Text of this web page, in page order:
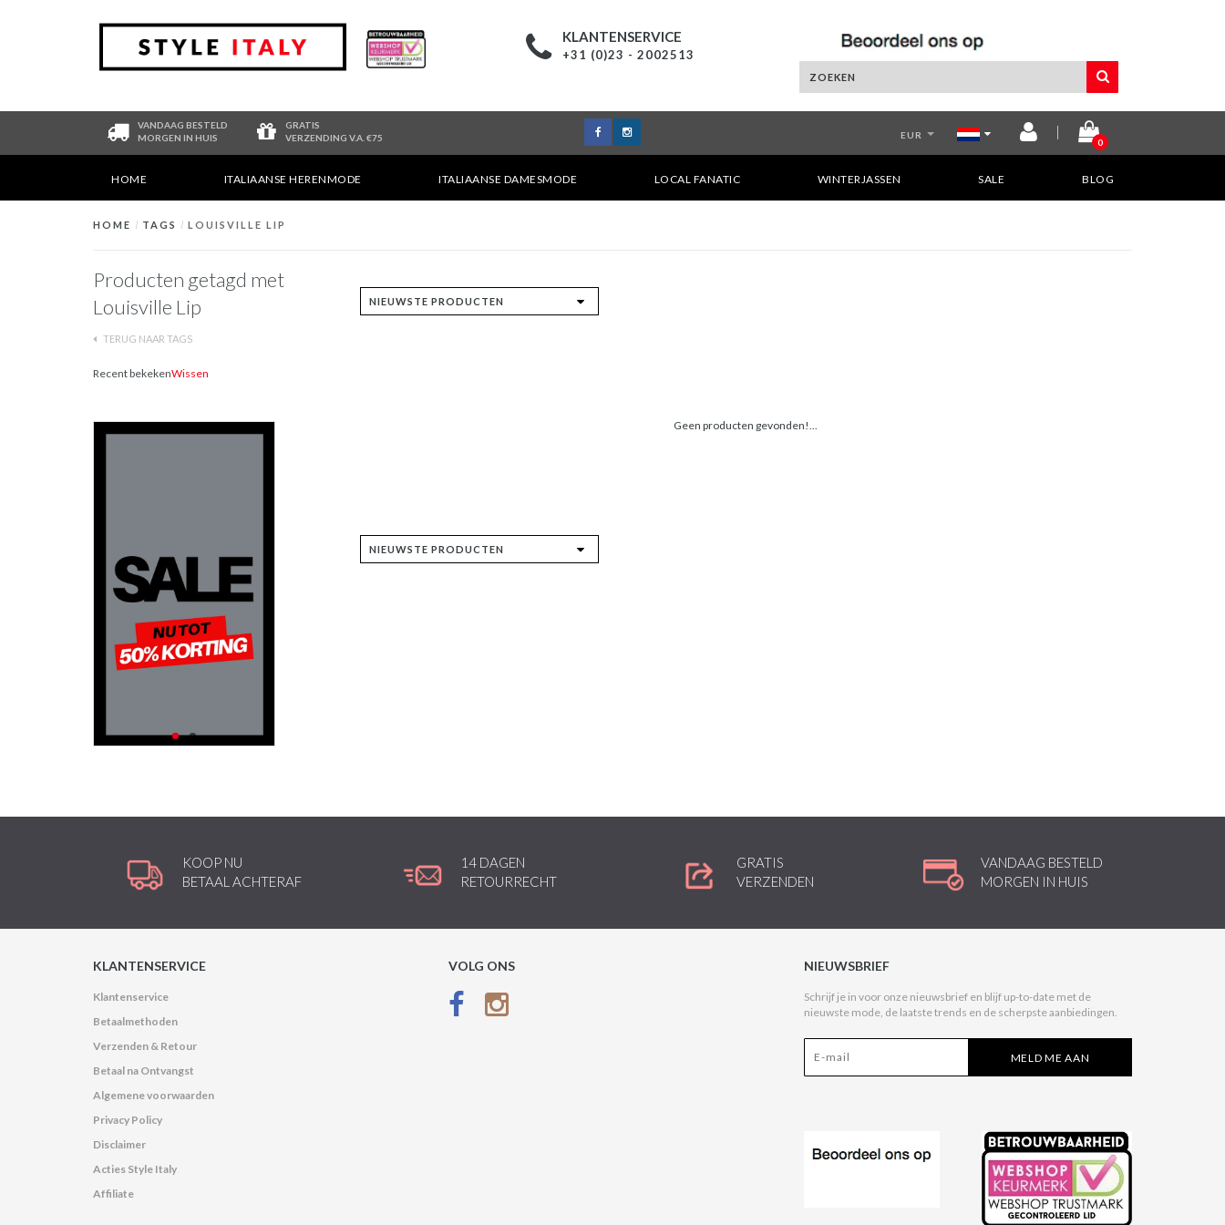
KLANTENSERVICE
+31 (0)23 - 2002513
VANDAAG BESTELD
MORGEN IN HUIS
GRATIS
VERZENDING V.A. €75
EUR
0
HOME ITALIAANSE HERENMODE ITALIAANSE DAMESMODE LOCAL FANATIC WINTERJASSEN SALE BLOG
HOME / TAGS / LOUISVILLE LIP
Producten getagd met
Louisville Lip
TERUG NAAR TAGS
Recent bekekenWissen
Geen producten gevonden!...
KOOP NU
BETAAL ACHTERAF
14 DAGEN
RETOURRECHT
GRATIS
VERZENDEN
VANDAAG BESTELD
MORGEN IN HUIS
KLANTENSERVICE
Klantenservice
Betaalmethoden
Verzenden & Retour
Betaal na Ontvangst
Algemene voorwaarden
Privacy Policy
Disclaimer
Acties Style Italy
Affiliate
VOLG ONS NIEUWSBRIEF
Schrijf je in voor onze nieuwsbrief en blijf up-to-date met de
nieuwste mode, de laatste trends en de scherpste aanbiedingen.
MELD ME AAN